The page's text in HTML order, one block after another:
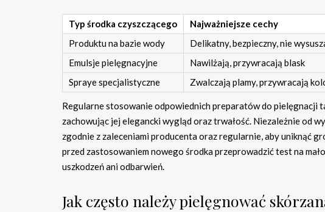
Typ środka czyszczącego Najważniejsze cechy
Produktu na bazie wody
Delikatny, bezpieczny, nie
Emulsje pielęgnacyjne
Nawilżają, przywracają blask
Spraye specjalistyczne
Zwalczają plamy, przywracają
Regularne stosowanie odpowiednich preparatów do pielęgnacji
zachowując jej elegancki wygląd oraz trwałość. Niezależnie od
zgodnie z zaleceniami producenta oraz regularnie, aby uniknąć
przed zastosowaniem nowego środka przeprowadzić test na
uszkodzeń ani odbarwień.
Jak często należy pielęgnować